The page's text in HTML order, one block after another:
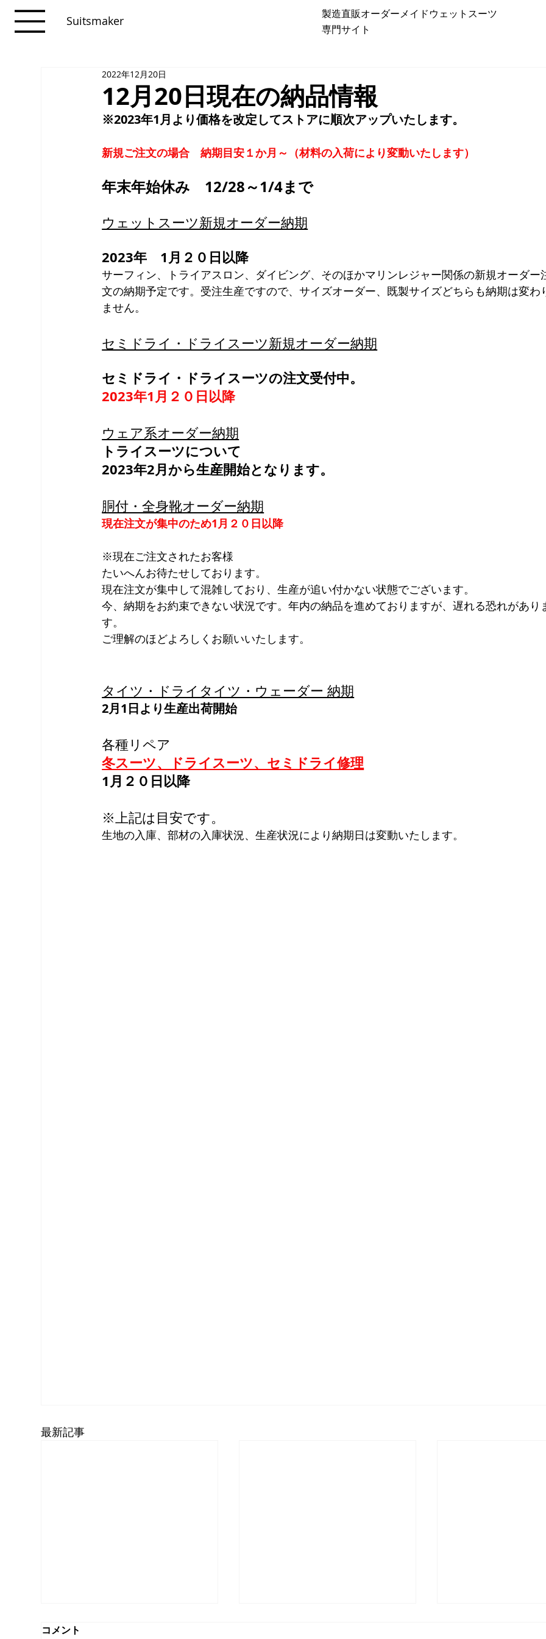
Suitsmaker
製造直販オーダーメイドウェットスーツ
専門サイト
12月20日現在の納品情報
2022年12月20日
※2023年1月より価格を改定してストアに順次アップいたします。
新規ご注文の場合　納期目安１か月～（材料の入荷により変動いたします）
年末年始休み　12/28～1/4まで
ウェットスーツ新規オーダー納期
2023年　1月２０日以降
サーフィン、トライアスロン、ダイビング、そのほかマリンレジャー関係の新規オーダー
文の納期予定です。受注生産ですので、サイズオーダー、既製サイズどちらも納期は変わ
ません。
セミドライ・ドライスーツ新規オーダー納期
セミドライ・ドライスーツの注文受付中。
2023年1月２０日以降
ウェア系オーダー納期
トライスーツについて
2023年2月から生産開始となります。
胴付・全身靴オーダー納期
現在注文が集中のため1月２０日以降
※現在ご注文されたお客様
たいへんお待たせしております。
現在注文が集中して混雑しており、生産が追い付かない状態でございます。
今、納期をお約束できない状況です。年内の納品を進めておりますが、遅れる恐れがあり
す。
ご理解のほどよろしくお願いいたします。
タイツ・ドライタイツ・ウェーダー 納期
2月1日より生産出荷開始
各種リペア
冬スーツ、ドライスーツ、セミドライ修理
1月２０日以降
※上記は目安です。
生地の入庫、部材の入庫状況、生産状況により納期日は変動いたします。
最新記事
コメント